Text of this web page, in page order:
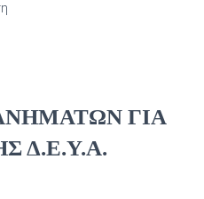
ΓΙΑ
Δ.Ε.Υ.Α.